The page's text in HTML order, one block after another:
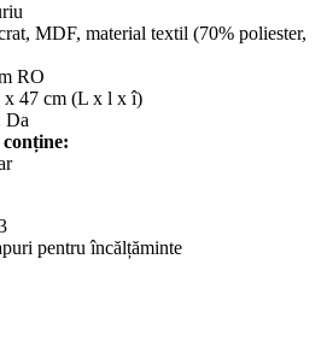
MDF, material textil (70% poliester,
RO
x 47 cm (L x l x î)
Da
pentru încălțăminte